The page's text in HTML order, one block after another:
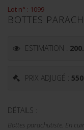
Lot n° : 1099
BOTTES
ESTIMATION :
PRIX ADJUGÉ :
DÉTAILS :
Bottes parachutiste. En